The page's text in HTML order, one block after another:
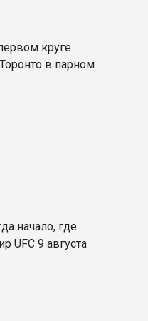
круге
в парном
начало, где
UFC 9 августа